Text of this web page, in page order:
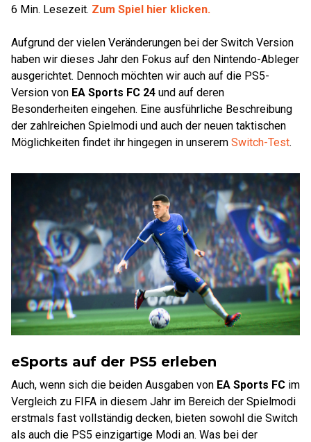
6 Min. Lesezeit. Zum Spiel hier klicken.
Aufgrund der vielen Veränderungen bei der Switch Version
haben wir dieses Jahr den Fokus auf den Nintendo-Ableger
ausgerichtet. Dennoch möchten wir auch auf die PS5-
Version von EA Sports FC 24 und auf deren
Besonderheiten eingehen. Eine ausführliche Beschreibung
der zahlreichen Spielmodi und auch der neuen taktischen
Möglichkeiten findet ihr hingegen in unserem Switch-Test.
eSports auf der PS5 erleben
Auch, wenn sich die beiden Ausgaben von EA Sports FC im
Vergleich zu FIFA in diesem Jahr im Bereich der Spielmodi
erstmals fast vollständig decken, bieten sowohl die Switch
als auch die PS5 einzigartige Modi an. Was bei der